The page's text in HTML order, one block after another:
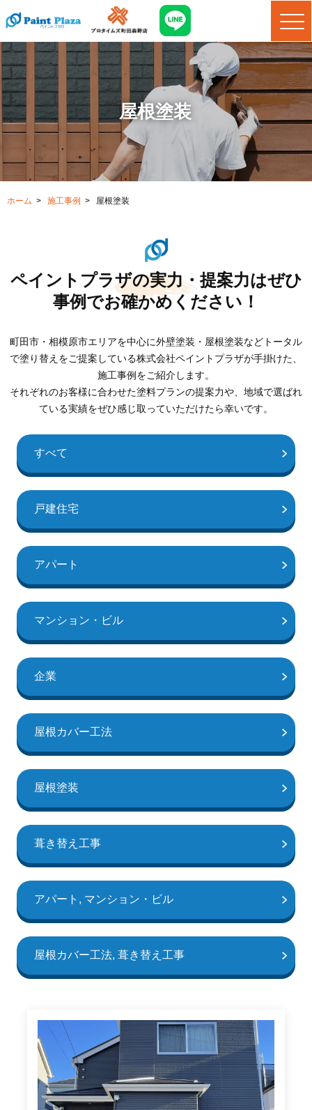
屋根塗装
ホーム > 施工事例 > 屋根塗装
ペイントプラザの実力・提案力はぜひ
事例でお確かめください！
町田市・相模原市エリアを中心に外壁塗装・屋根塗装などトータル
で塗り替えをご提案している株式会社ペイントプラザが手掛けた、
施工事例をご紹介します。
それぞれのお客様に合わせた塗料プランの提案力や、地域で選ばれ
ている実績をぜひ感じ取っていただけたら幸いです。
すべて
戸建住宅
アパート
マンション・ビル
企業
屋根カバー工法
屋根塗装
葺き替え工事
アパート, マンション・ビル
屋根カバー工法, 葺き替え工事